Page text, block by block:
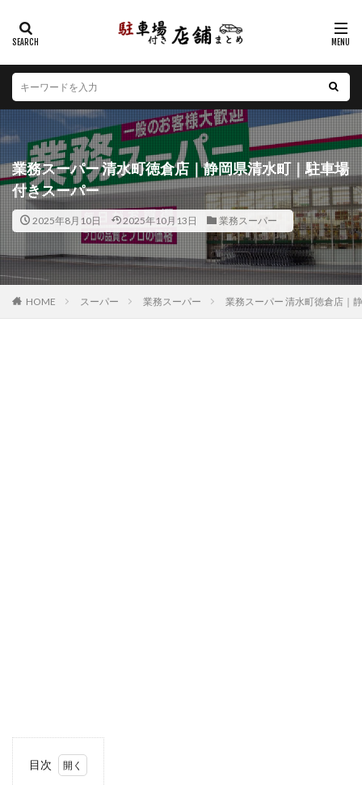
業務スーパー 清水町徳倉店｜静岡県清水町｜駐車場
付きスーパー
2025年8月10日 2025年10月13日 業務スーパー
HOME スーパー 業務スーパー 業務スーパー 清水町徳倉店｜
目次
カテゴリー
エリア
北海道 青森県 岩手県 宮城県
秋田県
山形県
福島県 茨城県 栃木県
群馬県
埼玉県
千葉県 東京都 神奈川県
新潟県
山梨県
長野県 富山県 石川県
福井県
岐阜県
静岡県 愛知県 三重県
滋賀県
京都府
大阪府 兵庫県 奈良県
和歌山県
鳥取県
島根県 岡山県 広島県
山口県
徳島県
香川県 愛媛県 高知県
福岡県
佐賀県
長崎県 熊本県 大分県
宮崎県